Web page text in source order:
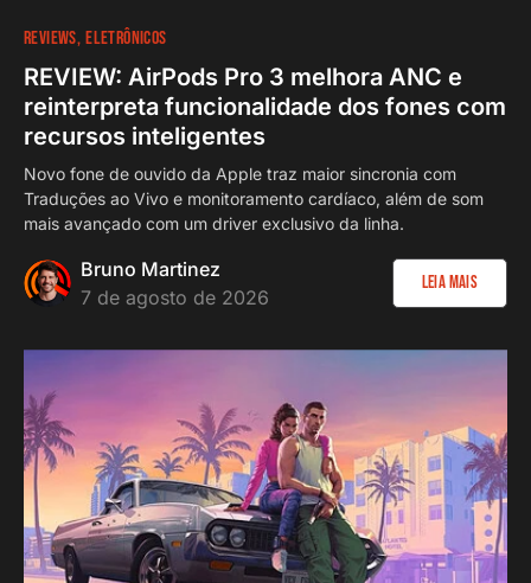
REVIEWS ELETRÔNICOS
REVIEW: AirPods Pro 3 melhora ANC e
reinterpreta funcionalidade dos fones com
recursos inteligentes
Novo fone de ouvido da Apple traz maior sincronia com
Traduções ao Vivo e monitoramento cardíaco, além de som
mais avançado com um driver exclusivo da linha.
Bruno Martinez
7 de agosto de 2026
Leia Mais